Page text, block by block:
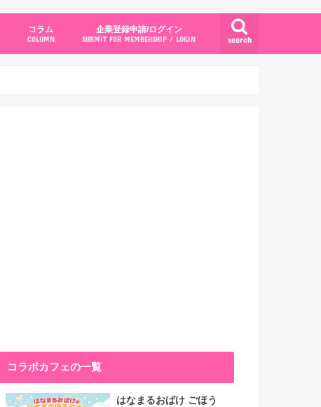
search
コラム
COLUMN
企業登録申請/ログイン
SUBMIT FOR MEMBERSHIP / LOGIN
コラボカフェの一覧
はなまるおばけ ごほう